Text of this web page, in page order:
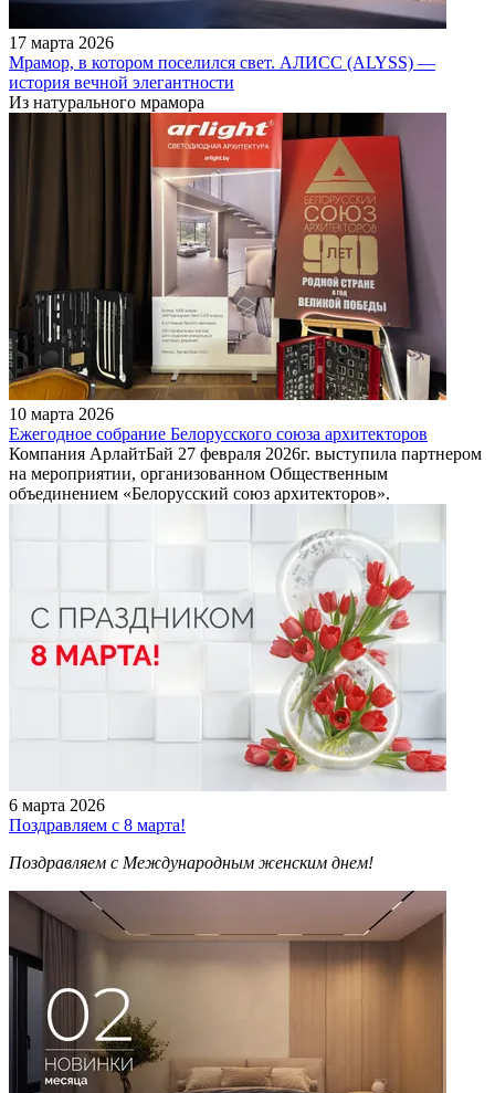
17 марта 2026
Мрамор, в котором поселился свет. АЛИСС (ALYSS) —
история вечной элегантности
Из натурального мрамора
10 марта 2026
Ежегодное собрание Белорусского союза архитекторов
Компания АрлайтБай 27 февраля 2026г. выступила партнером
на мероприятии, организованном Общественным
объединением «Белорусский союз архитекторов».
6 марта 2026
Поздравляем с 8 марта!
Поздравляем с Международным женским днем!